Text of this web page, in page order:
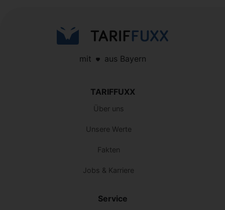
mit aus Bayern
TARIFFUXX
Über uns
Unsere Werte
Fakten
Jobs & Karriere
Service